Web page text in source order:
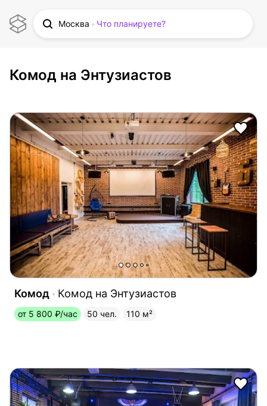
Москва Что планируете?
Комод на Энтузиастов
Комод Комод на Энтузиастов
от 5 800 ₽/час 50 чел. 110 м²